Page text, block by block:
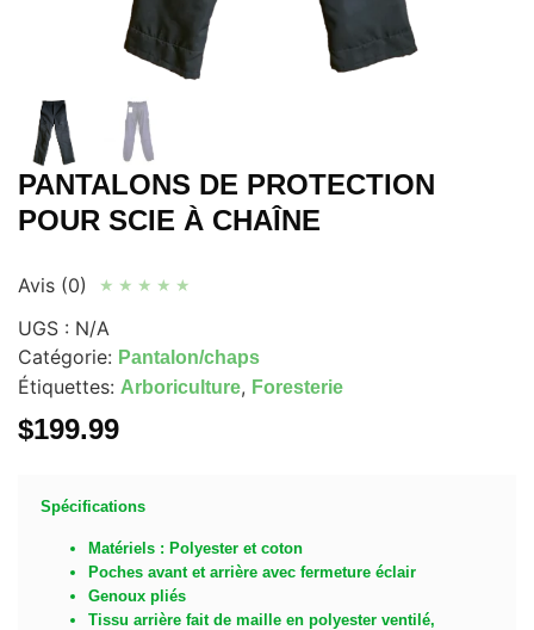
PANTALONS DE PROTECTION
POUR SCIE À CHAÎNE
Avis (0) ★ ★ ★ ★ ★
UGS : N/A
Catégorie: Pantalon/chaps
Étiquettes: Arboriculture, Foresterie
$199.99
Spécifications
Matériels : Polyester et coton
Poches avant et arrière avec fermeture éclair
Genoux pliés
Tissu arrière fait de maille en polyester ventilé,